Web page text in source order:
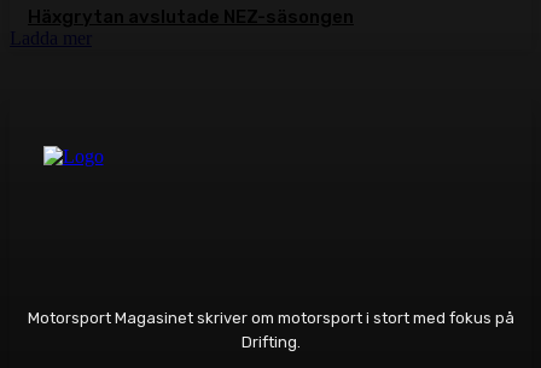
Häxgrytan avslutade NEZ-säsongen
Ladda mer
Motorsport Magasinet skriver om motorsport i stort med fokus på
Drifting.